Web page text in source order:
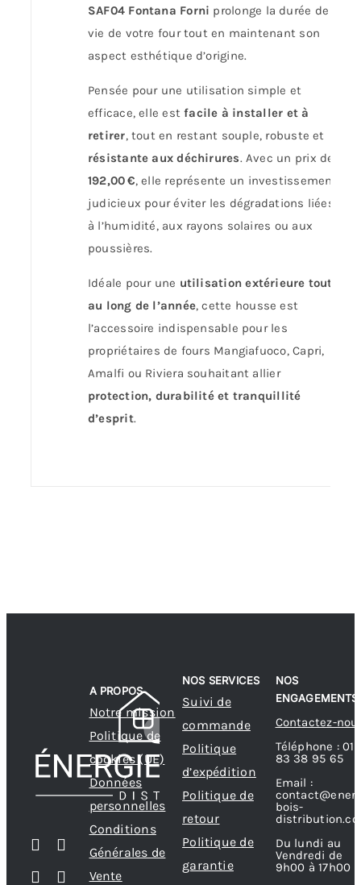
SAF04 Fontana Forni prolonge la durée de
vie de votre four tout en maintenant son
aspect esthétique d’origine.
Pensée pour une utilisation simple et
efficace, elle estfacile à installer et à
retirer, tout en restant souple, robuste et
résistante aux déchirures. Avec un prix de
192,00 €, elle représente un investissement
judicieux pour éviter les dégradations liées
à l’humidité, aux rayons solaires ou aux
poussières.
Idéale pour une utilisation extérieure tout
au long de l’année, cette housse est
l’accessoire indispensable pour les
propriétaires de fours Mangiafuoco, Capri,
Amalfi ou Riviera souhaitant allier
protection, durabilité et tranquillité
d’esprit.
A PROPOS
Notre mission
Politique de
cookies (UE)
Données
personnelles
Conditions
Générales de
Vente
NOS SERVICES
Suivi de
commande
Politique
d’expédition
Politique de
retour
Politique de
garantie
NOS
ENGAGEMENTS
Contactez-
Téléphone : 01
83 38 95 65
Email :
bois-
Du lundi au
Vendredi de
9h00 à 17h00